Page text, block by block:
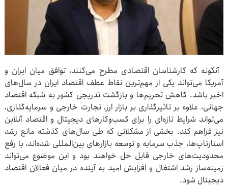
آنگونه که کارشناسان اقتصادی مطرح می‌کنند، توافق میان ایران و
آمریکا می‌تواند یکی از مهم‌ترین نقاط عطف اقتصاد ایران در سال‌های
اخیر باشد. کاهش تحریم‌ها و بازگشت تدریجی کشور به شبکه اقتصاد
جهانی، علاوه بر تاثیرگذاری بر بازار ارز، تجارت خارجی و سرمایه‌گذاری،
می‌تواند شرایط تازه‌ای را برای کسب‌وکارهای دیجیتال و اقتصاد آنلاین
نیز فراهم کند. بخشی از مشکلاتی که طی سال‌های گذشته مانع رشد
استارتاپ‌ها، جذب سرمایه و توسعه بازارهای بین‌المللی شده‌اند، با رفع
محدودیت‌های خارجی قابل حل خواهند بود و این موضوع می‌تواند
زمینه‌ساز رشد اشتغال و افزایش امید به آینده در میان فعالان اقتصاد
دیجیتال شود.